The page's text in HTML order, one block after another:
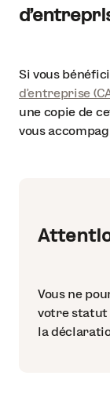
Si vous
d’entreprise
une copie de
vous
Vous ne
votre statut
la